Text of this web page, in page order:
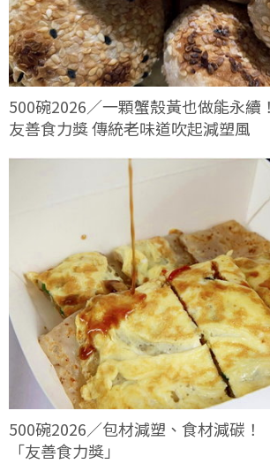
500碗2026／一顆蟹殼黃也做能永續
友善食力獎 傳統老味道吹起減塑風
500碗2026／包材減塑、食材減碳！
「友善食力獎」